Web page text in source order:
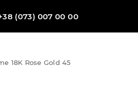
(073) 007 00 00
18K Rose Gold 45